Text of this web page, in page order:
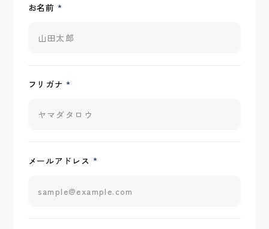
お名前 *
フリガナ *
メールアドレス *